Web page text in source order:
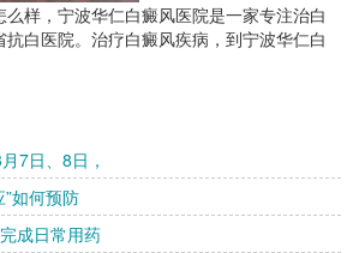
样，宁波华仁白癜风医院是一家专注治白
白医院。治疗白癜风疾病，到宁波华仁白
7日、8日，
”如何预防
成日常用药